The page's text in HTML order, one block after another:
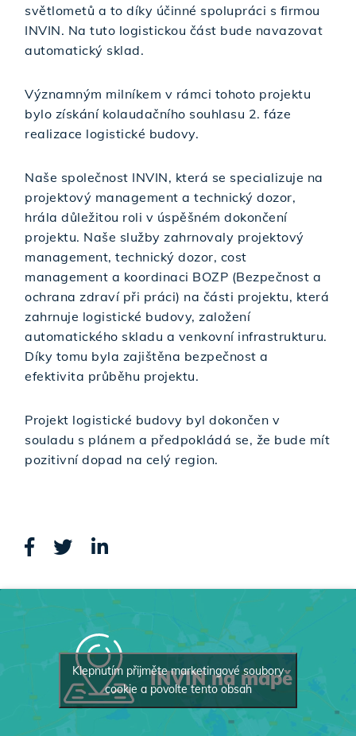
světlometů a to díky účinné spolupráci s firmou
INVIN. Na tuto logistickou část bude navazovat
automatický sklad.
Významným milníkem v rámci tohoto projektu
bylo získání kolaudačního souhlasu 2. fáze
realizace logistické budovy.
Naše společnost INVIN, která se specializuje na
projektový management a technický dozor,
hrála důležitou roli v úspěšném dokončení
projektu. Naše služby zahrnovaly projektový
management, technický dozor, cost
management a koordinaci BOZP (Bezpečnost a
ochrana zdraví při práci) na části projektu, která
zahrnuje logistické budovy, založení
automatického skladu a venkovní infrastrukturu.
Díky tomu byla zajištěna bezpečnost a
efektivita průběhu projektu.
Projekt logistické budovy byl dokončen v
souladu s plánem a předpokládá se, že bude mít
pozitivní dopad na celý region.
INVIN na mapě
Klepnutím přijměte marketingové soubory
cookie a povolte tento obsah